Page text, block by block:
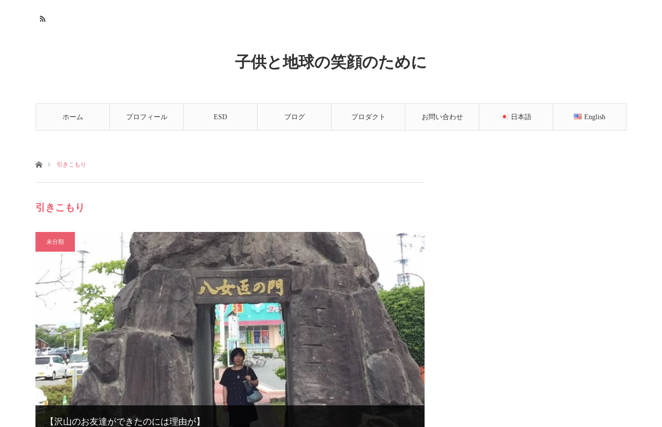
子供と地球の笑顔のために
ホーム プロフィール ESD ブログ プロダクト お問い合わせ 日本語 English
ホーム引きこもり
引きこもり
未分類
【沢山のお友達ができたのには理由が】